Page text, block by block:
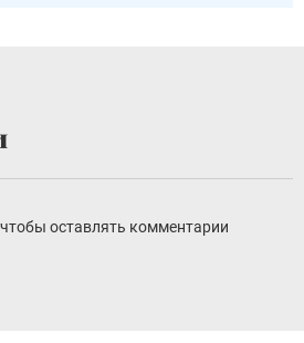
чтобы оставлять комментарии